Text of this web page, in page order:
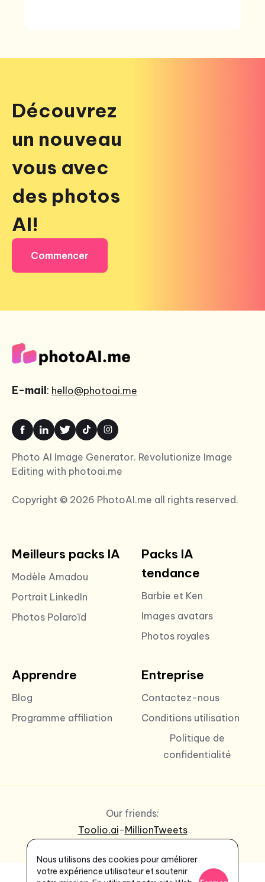
Découvrez
un nouveau
vous avec
des photos
AI!
Commencer
E-mail: hello@photoai.me
Photo AI Image Generator. Revolutionize Image
Editing with photoai.me
Copyright © 2026 PhotoAI.me all rights reserved.
Meilleurs packs IA
Modèle Amadou
Portrait LinkedIn
Photos Polaroïd
Packs IA
tendance
Barbie et Ken
Images avatars
Photos royales
Apprendre
Blog
Programme affiliation
Entreprise
Contactez-nous
Conditions utilisation
Politique de
confidentialité
Our friends:
Toolio.ai-MillionTweets
Nous utilisons des cookies pour améliorer
votre expérience utilisateur et soutenir